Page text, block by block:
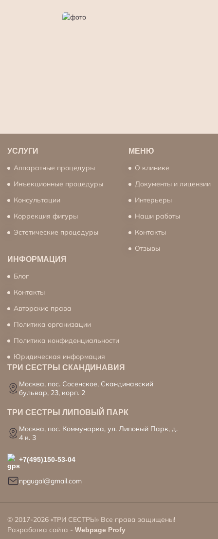
УСЛУГИ
Аппаратные процедуры
Инъекционные процедуры
Консультации
Коррекция фигуры
Эстетические процедуры
МЕНЮ
О клинике
Документы и лицензии
Интерьеры
Наши работы
Контакты
Отзывы
ИНФОРМАЦИЯ
Блог
Контакты
Авторские права
Политика организации
Политика конфиденциальности
Юридическая информация
ТРИ СЕСТРЫ СКАНДИНАВИЯ
Москва, пос. Сосенское, Скандинавский
бульвар, 23, корп. 2
ТРИ СЕСТРЫ ЛИПОВЫЙ ПАРК
Москва, пос. Коммунарка, ул. Липовый Парк, д.
4 к. 3
+7(495)150-53-04
npgugal@gmail.com
© 2017-2026 «ТРИ СЕСТРЫ» Все права защищены!
Разработка сайта - Webpage Profy